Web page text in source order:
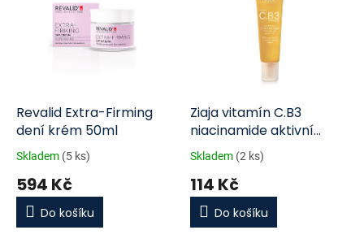
Revalid Extra-Firming
dení krém 50ml
Skladem (5 ks)
594 Kč
Do košíku
Ziaja vitamín C.B3
niacinamide aktivní
pleťové sérum 30ml
Skladem (2 ks)
114 Kč
Do košíku